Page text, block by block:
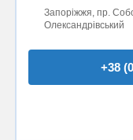
Запоріжжя, пр.
Олександрівський
+38